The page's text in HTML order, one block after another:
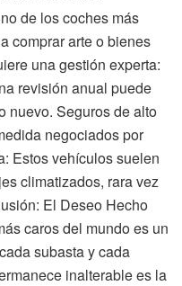
de los coches más
comprar arte o bienes
una gestión experta:
revisión anual puede
nuevo. Seguros de alto
negociados por
Estos vehículos suelen
climatizados, rara vez
El Deseo Hecho
caros del mundo es un
subasta y cada
inalterable es la